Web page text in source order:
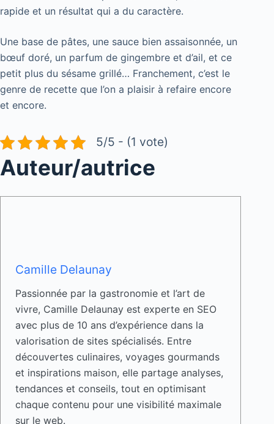
rapide et un résultat qui a du caractère.
Une base de pâtes, une sauce bien assaisonnée, un
bœuf doré, un parfum de gingembre et d’ail, et ce
petit plus du sésame grillé… Franchement, c’est le
genre de recette que l’on a plaisir à refaire encore
et encore.
5/5 - (1 vote)
Auteur/autrice
Camille Delaunay
Passionnée par la gastronomie et l’art de
vivre, Camille Delaunay est experte en SEO
avec plus de 10 ans d’expérience dans la
valorisation de sites spécialisés. Entre
découvertes culinaires, voyages gourmands
et inspirations maison, elle partage analyses,
tendances et conseils, tout en optimisant
chaque contenu pour une visibilité maximale
sur le web.